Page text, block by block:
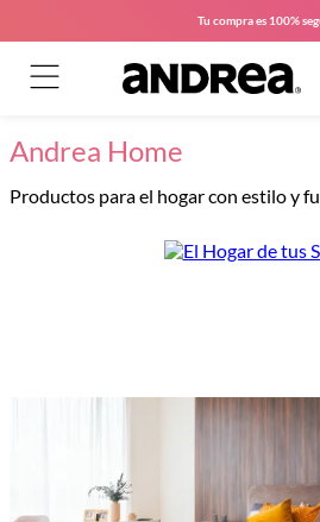
Tu compra es 100%
Andrea Home
Productos para el hogar con estilo y